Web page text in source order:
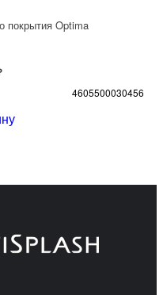
покрытия Optima
4605500030456